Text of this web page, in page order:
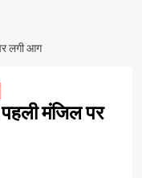
लगी आग
मंजिल पर